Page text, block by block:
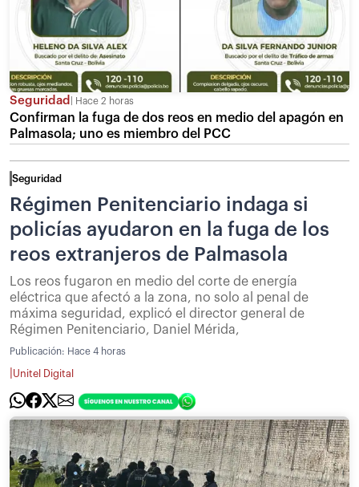
Seguridad Hace 2 horas
Confirman la fuga de dos reos en medio del apagón en
Palmasola; uno es miembro del PCC
Seguridad
Régimen Penitenciario indaga si
policías ayudaron en la fuga de los
reos extranjeros de Palmasola
Los reos fugaron en medio del corte de energía
eléctrica que afectó a la zona, no solo al penal de
máxima seguridad, explicó el director general de
Régimen Penitenciario, Daniel Mérida,
Publicación: Hace 4 horas
Unitel Digital